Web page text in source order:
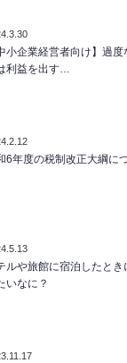
小企業経営者向け】過
利益を出す…
6年度の税制改正大綱に
ルや旅館に宿泊したと
いなに？